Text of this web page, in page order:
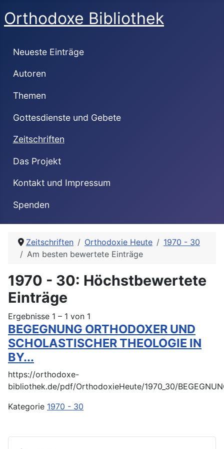
Orthodoxe Bibliothek
Neueste Einträge
Autoren
Themen
Gottesdienste und Gebete
Zeitschriften
Das Projekt
Kontakt und Impressum
Spenden
Zeitschriften Orthodoxie Heute
1970 - 30
Am besten bewertete Einträge
1970 - 30: Höchstbewertete
Einträge
Ergebnisse 1 – 1 von 1
BEGEGNUNG ORTHODOXER UND
SCHOLASTISCHER THEOLOGIE IN
BY...
https://orthodoxe-
bibliothek.de/pdf/OrthodoxieHeute/1970_30/
Kategorie 1970 - 30